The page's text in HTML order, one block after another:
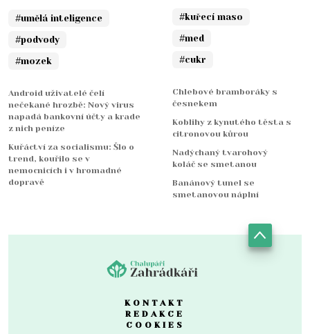
#umělá inteligence
#podvody
#mozek
Android uživatelé čelí
nečekané hrozbě: Nový virus
napadá bankovní účty a krade
z nich peníze
Kuřáctví za socialismu: Šlo o
trend, kouřilo se v
nemocnicích i v hromadné
dopravě
#kuřecí maso
#med
#cukr
Chlebové bramboráky s
česnekem
Koblihy z kynutého těsta s
citronovou kůrou
Nadýchaný tvarohový
koláč se smetanou
Banánový tunel se
smetanovou náplní
KONTAKT
REDAKCE
COOKIES